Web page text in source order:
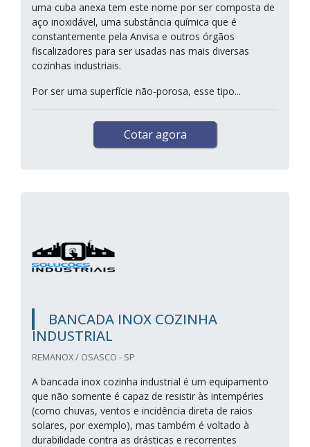
uma cuba anexa tem este nome por ser composta de
aço inoxidável, uma substância química que é
constantemente pela Anvisa e outros órgãos
fiscalizadores para ser usadas nas mais diversas
cozinhas industriais.
Por ser uma superfície não-porosa, esse tipo...
Cotar agora
BANCADA INOX COZINHA
INDUSTRIAL
REMANOX / OSASCO - SP
A bancada inox cozinha industrial é um equipamento
que não somente é capaz de resistir às intempéries
(como chuvas, ventos e incidência direta de raios
solares, por exemplo), mas também é voltado à
durabilidade contra as drásticas e recorrentes